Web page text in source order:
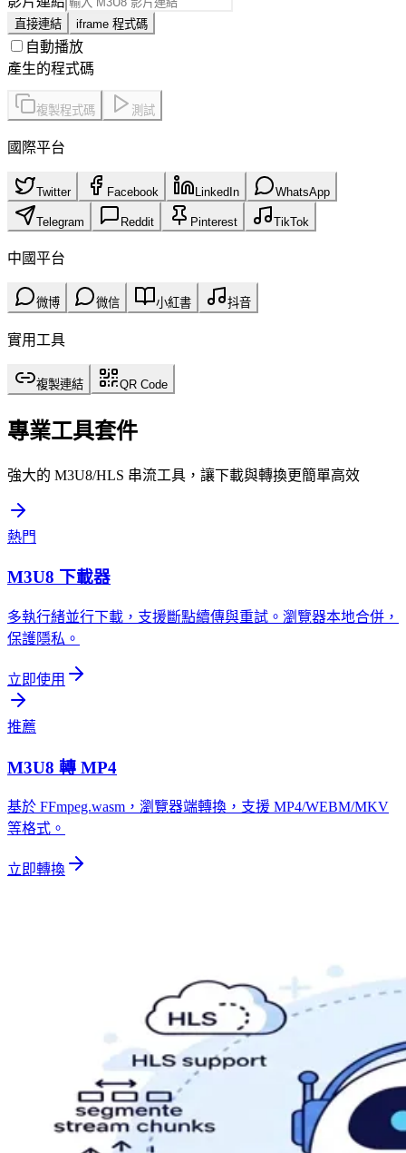
直接連結 iframe 程式碼
自動播放
產生的程式碼
複製程式碼 測試
國際平台
Twitter Facebook LinkedIn WhatsApp
Telegram Reddit Pinterest TikTok
中國平台
微博 微信 小紅書 抖音
實用工具
複製連結 QR Code
專業工具套件
強大的 M3U8/HLS 串流工具，讓下載與轉換更簡單高效
熱門
M3U8 下載器
多執行緒並行下載，支援斷點續傳與重試。瀏覽器本地合併，
保護隱私。
立即使用
推薦
M3U8 轉 MP4
基於 FFmpeg.wasm，瀏覽器端轉換，支援 MP4/WEBM/MKV
等格式。
立即轉換